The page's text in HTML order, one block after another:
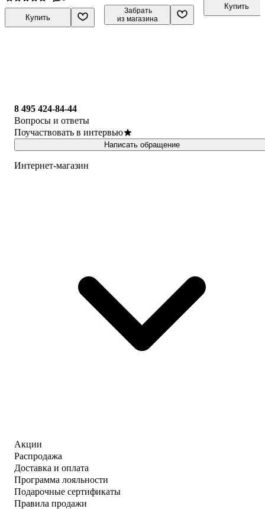
Купить
Забрать
из магазина
Купить
8 495 424-84-44
Вопросы и ответы
Поучаствовать в интервью
Написать обращение
Интернет-магазин
Акции
Распродажа
Доставка и оплата
Программа лояльности
Подарочные сертификаты
Правила продажи